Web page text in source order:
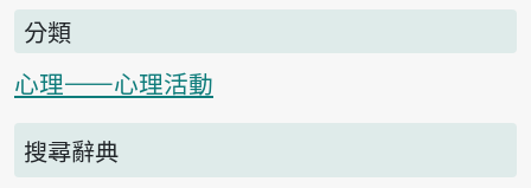
分類
心理——心理活動
搜尋辭典